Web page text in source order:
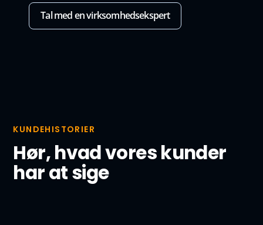
Tal med en virksomhedsekspert
KUNDEHISTORIER
Hør, hvad vores kunder
har at sige